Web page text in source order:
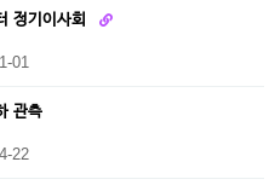
정기이사회
01
관측
22